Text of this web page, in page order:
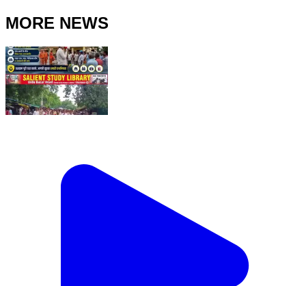
MORE NEWS